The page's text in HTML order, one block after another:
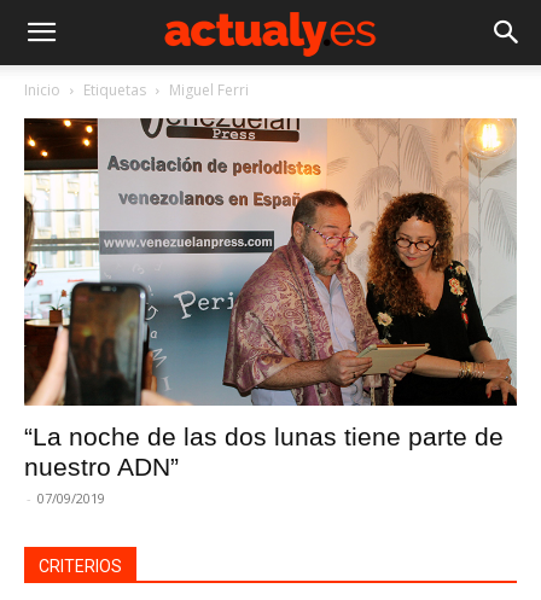
Inicio Etiquetas Miguel Ferri
“La noche de las dos lunas tiene parte de
nuestro ADN”
- 07/09/2019
CRITERIOS